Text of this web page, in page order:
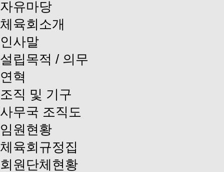
자유마당
체육회소개
인사말
설립목적 / 의무
연혁
조직 및 기구
사무국 조직도
임원현황
체육회규정집
회원단체현황